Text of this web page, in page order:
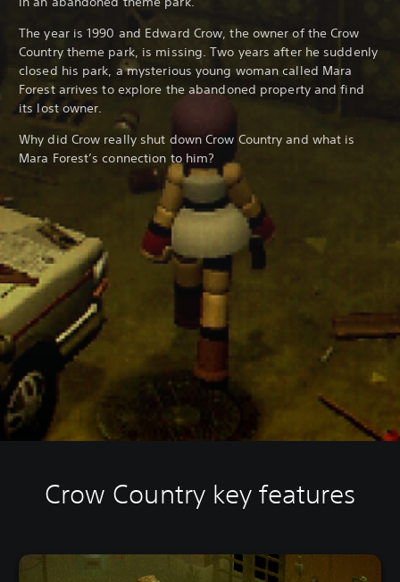
The year is 1990 and Edward Crow, the owner of the Crow
Country theme park, is missing. Two years after he suddenly
closed his park, a mysterious young woman called Mara
Forest arrives to explore the abandoned property and find
its lost owner.
Why did Crow really shut down Crow Country and what is
Mara Forest’s connection to him?
Crow Country key features